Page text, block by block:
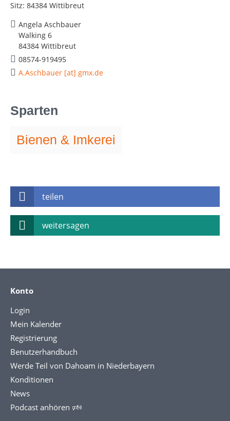
Sitz: 84384 Wittibreut
Angela Aschbauer
Walking 6
84384 Wittibreut
08574-919495
A.Aschbauer [at] gmx.de
Sparten
Bienen & Imkerei
teilen
weitersagen
Konto
Login
Mein Kalender
Registrierung
Benutzerhandbuch
Werde Teil von Dahoam in Niederbayern
Konditionen
News
Podcast anhören 🕬